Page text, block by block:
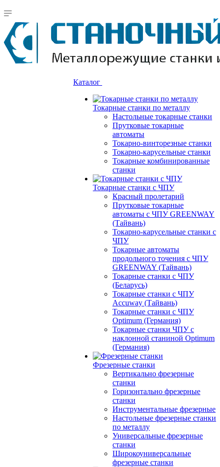
Каталог
Токарные станки по металлу
Настольные токарные станки
Прутковые токарные
автоматы
Токарно-винторезные станки
Токарно-карусельные станки
Токарные комбинированные
станки
Токарные станки с ЧПУ
Красный пролетарий
Прутковые токарные
автоматы с ЧПУ GREENWAY
(Тайвань)
Токарно-карусельные станки с
ЧПУ
Токарные автоматы
продольного точения с ЧПУ
GREENWAY (Тайвань)
Токарные станки с ЧПУ
(Беларусь)
Токарные станки с ЧПУ
Accuway (Тайвань)
Токарные станки с ЧПУ
Optimum (Германия)
Токарные станки ЧПУ с
наклонной станиной Optimum
(Германия)
Фрезерные станки
Вертикально фрезерные
станки
Горизонтально фрезерные
станки
Инструментальные фрезерные
Настольные фрезерные станки
по металлу
Универсальные фрезерные
станки
Широкоуниверсальные
фрезерные станки